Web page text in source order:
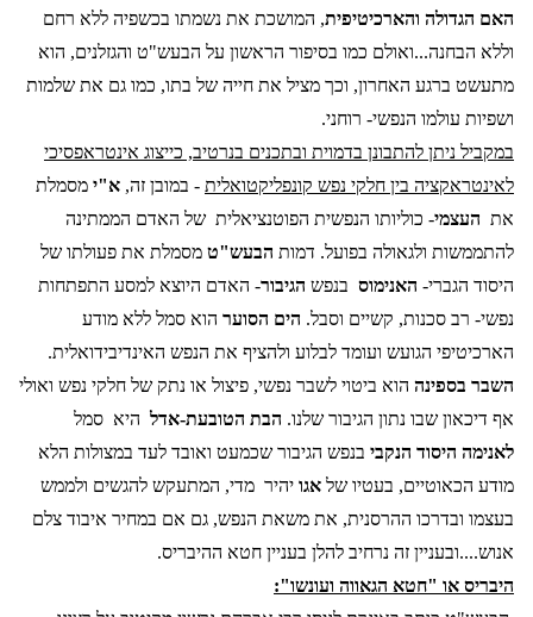
האם הגדולה והארכיטיפית, המושכת את נשמתו בכשפיה ללא רחם
וללא הבחנה...ואולם כמו בסיפור הראשון על הבעש"ט והגזלנים, הוא
מתעשט ברגע האחרון, וכך מציל את חייה של בתו, כמו גם את שלמות
ושפיות עולמו הנפשי- רוחני.
במקביל ניתן להתבונן בדמוית ובתכנים בנרטיב, כייצוג אינטראפסיכי
לאינטראקציה בין חלקי נפש קונפליקטואלית - במובן זה, א"י מסמלת
את העצמי- כוליותו הנפשית הפוטנציאלית של האדם הממתינה
להתממשות ולגאולה בפועל. דמות הבעש"ט מסמלת את פעולתו של
היסוד הגברי- האנימוס בנפש הגיבור- האדם היוצא למסע התפתחות
נפשי- רב סכנות, קשיים וסבל. הים הסוער הוא סמל ללא מודע
הארכיטיפי הגועש ועומד לבלוע ולהציף את הנפש האינדיבידואלית.
השבר בספינה הוא ביטוי לשבר נפשי, פיצול או נתק של חלקי נפש ואולי
אף דיכאון שבו נתון הגיבור שלנו. הבת הטובעת-אדל היא סמל
לאנימה היסוד הנקבי בנפש הגיבור שכמעט ואובד לעד במצולות הלא
מודע הכאוטיים, בעטיו של אגו יהיר מדי, המתעקש להגשים ולממש
בעצמו ובדרכו ההרסנית, את משאת הנפש, גם אם במחיר איבוד צלם
אנוש....ובעניין זה נרחיב להלן בעניין חטא ההיבריס.
היבריס או "חטא הגאווה ועונשו":